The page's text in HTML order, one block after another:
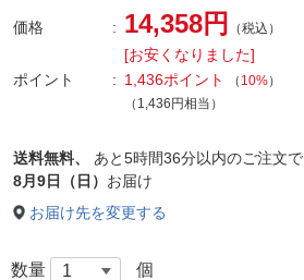
価格 14,358円 （税込）
[お安くなりました]
ポイント
1,436ポイント （ 10%）
（1,436円相当）
送料無料、 あと5時間36分以内のご注文で
8月9日（日） お届け
お届け先を変更する
数量 個